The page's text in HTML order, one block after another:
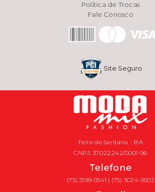
Política de Trocas
Fale Conosco
Site Seguro
Feira de Santana - BA
CNPJ: 37.022.242/0001-96
Telefone
(75) 3199-0541 | (75) 3024-9502